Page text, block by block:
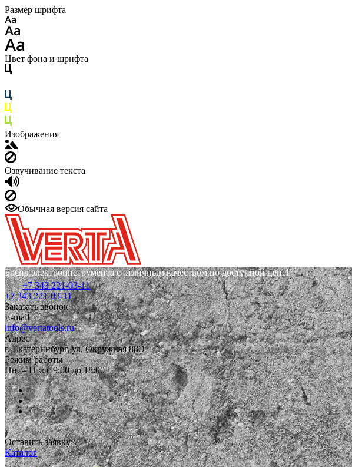
Размер шрифта
Цвет фона и шрифта
Изображения
Озвучивание текста
Обычная версия сайта
Бренд электроинструмента с отличным качеством по доступной цене!
+7 343 221-03-11
+7 343 221-03-11
Заказать звонок
E-mail
info@vertatools.ru
Адрес
г. Екатеринбург, ул. Окружная 88Э
Режим работы
Пн. – Пт.: с 9:00 до 18:00
Оставить заявку
Каталог